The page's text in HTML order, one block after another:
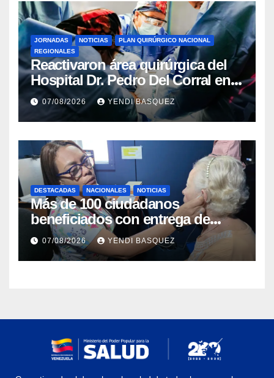
JORNADAS NOTICIAS
PLAN QUIRÚRGICO NACIONAL
REGIONALES
Reactivaron área quirúrgica del
Hospital Dr. Pedro Del Corral en
Guárico
07/08/2026 YENDI BASQUEZ
DESTACADAS NACIONALES NOTICIAS
Más de 100 ciudadanos
beneficiados con entrega de
prótesis auditivas en el Centro de
Rehabilitación J.J. Arvelo
07/08/2026 YENDI BASQUEZ